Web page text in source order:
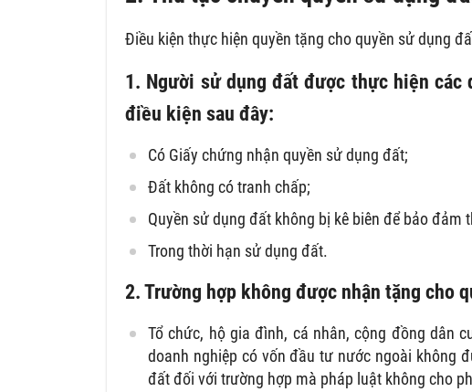
Điều kiện thực hiện quyền tặng cho quyền sử dụng
1. Người sử dụng đất được thực hiện
điều kiện sau đây:
Có Giấy chứng nhận quyền sử dụng đất;
Đất không có tranh chấp;
Quyền sử dụng đất không bị kê biên để bảo đảm
Trong thời hạn sử dụng đất.
2. Trường hợp không được nhận tặng cho
Tổ chức, hộ gia đình, cá nhân, cộng đồng dân
doanh nghiệp có vốn đầu tư nước ngoài không
đất đối với trường hợp mà pháp luật không cho